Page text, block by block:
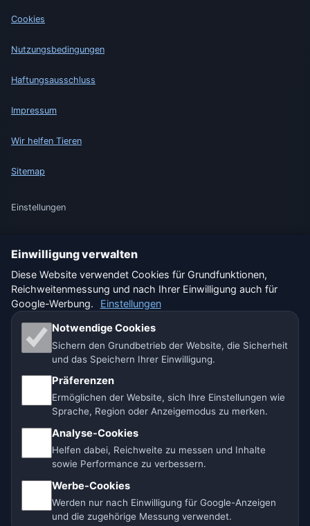
Cookies
Nutzungsbedingungen
Haftungsausschluss
Impressum
Wir helfen Tieren
Sitemap
Einstellungen
🇨🇭 Wetter Schweiz
Unsere Wetterseiten:
🇨🇿 Tschechien 🇭🇷 Kroatien 🇧🇬 Bulgarien
🇩🇪🇦🇹🇨🇭 Deutschland / Österreich / Schweiz
🌎 Lateinamerika und Spanien 🇮🇳 Süd- und Südostasien
Betreiber: Spolek Minizoo.cz z.s. | Vereins-Nr.:
info@vorhersage.online
© 2026 Vorhersage Online · Daten: Open-Meteo (ECMWF, ICON) ·
Einwilligung verwalten
Diese Website verwendet Cookies für Grundfunktionen,
Reichweitenmessung und nach Ihrer Einwilligung auch für
Google-Werbung.
Einstellungen
Notwendige Cookies
Sichern den Grundbetrieb der Website, die Sicherheit
und das Speichern Ihrer Einwilligung.
Präferenzen
Ermöglichen der Website, sich Ihre Einstellungen wie
Sprache, Region oder Anzeigemodus zu merken.
Analyse-Cookies
Helfen dabei, Reichweite zu messen und Inhalte
sowie Performance zu verbessern.
Werbe-Cookies
Werden nur nach Einwilligung für Google-Anzeigen
und die zugehörige Messung verwendet.